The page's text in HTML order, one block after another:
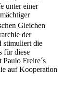
unter einer
Gleichen
der
stimuliert die
für diese
Freire´s
auf Kooperation